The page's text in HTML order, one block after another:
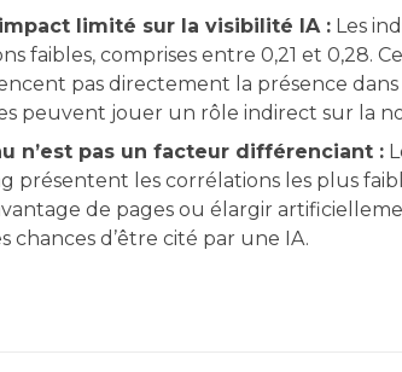
limité sur la visibilité IA : Les
faibles, comprises entre 0,21 et 0,28.
pas directement la présence dans
peuvent jouer un rôle indirect sur la
n’est pas un facteur différenciant :
présentent les corrélations les plus
de pages ou élargir
chances d’être cité par une IA.